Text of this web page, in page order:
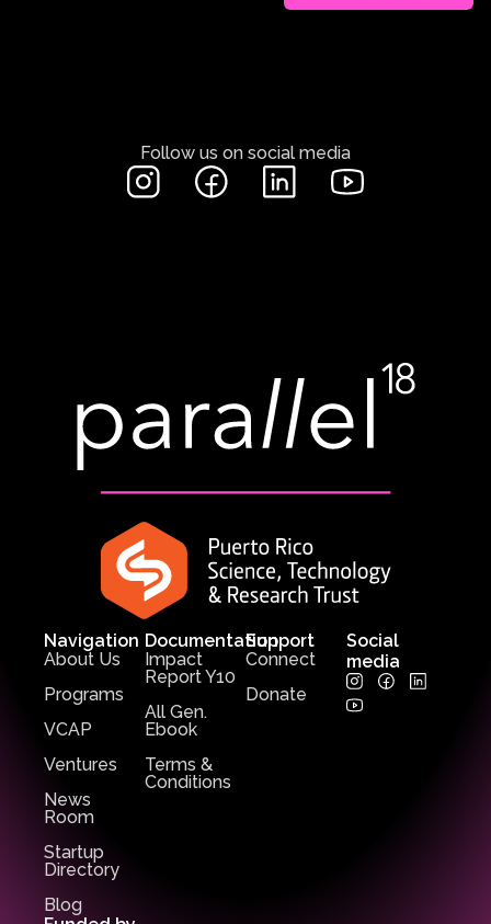
Follow us on social media
Navigation
About Us
Programs
VCAP
Ventures
News
Room
Startup
Directory
Blog
Support
Connect
Donate
Documentation
Impact
Report Y10
All Gen.
Ebook
Terms &
Conditions
Social
media